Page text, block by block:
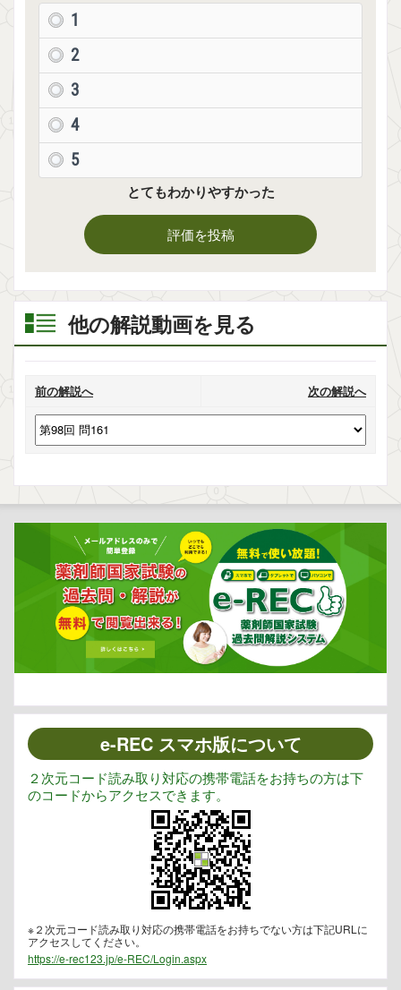
1
2
3
4
5
とてもわかりやすかった
評価を投稿
他の解説動画を見る
前の解説へ 次の解説へ
e-REC スマホ版について
２次元コード読み取り対応の携帯電話をお持ちの方は下
のコードからアクセスできます。
※２次元コード読み取り対応の携帯電話をお持ちでない方は下記URLに
アクセスしてください。
https://e-rec123.jp/e-REC/Login.aspx